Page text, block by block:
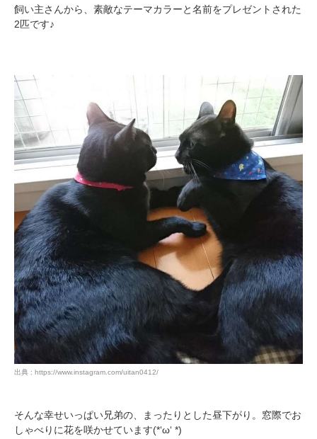
飼い主さんから、素敵なテーマカラーと名前をプレゼントされた
2匹です♪
出典 : https://www.instagram.com/uitan0412/
そんな幸せいっぱい兄弟の、まったりとした昼下がり。窓際でお
しゃべりに花を咲かせています(*‘ω‘ *)